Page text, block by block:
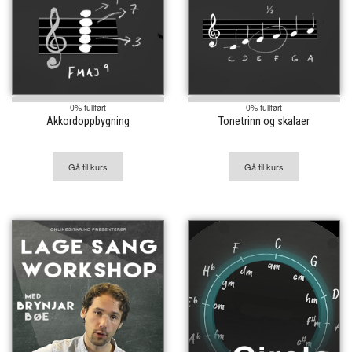
0% fullført
Akkordoppbygning
Gå til kurs
0% fullført
Tonetrinn og skalaer
Gå til kurs